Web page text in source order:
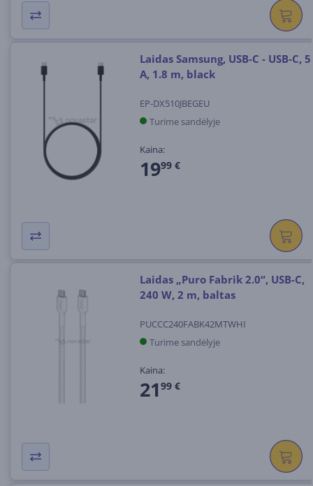
Laidas Samsung, USB-C - USB-C, 5
A, 1.8 m, black
EP-DX510JBEGEU
Turime sandėlyje
Kaina:
1999 €
Laidas „Puro Fabrik 2.0“, USB-C,
240 W, 2 m, baltas
PUCCC240FABK42MTWHI
Turime sandėlyje
Kaina:
21 99 €